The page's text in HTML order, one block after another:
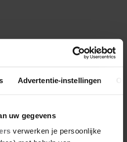
Advertentie-instellingen
uw gegevens
verwerken je persoonlijke